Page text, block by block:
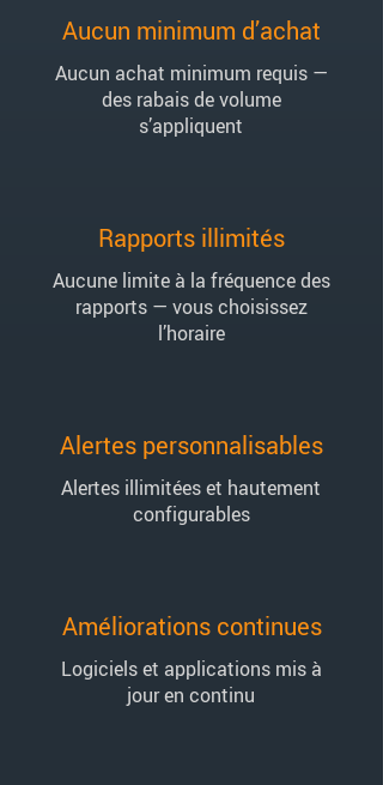
Aucun minimum d’achat
Aucun achat minimum requis —
des rabais de volume
s’appliquent
Rapports illimités
Aucune limite à la fréquence des
rapports — vous choisissez
l’horaire
Alertes personnalisables
Alertes illimitées et hautement
configurables
Améliorations continues
Logiciels et applications mis à
jour en continu